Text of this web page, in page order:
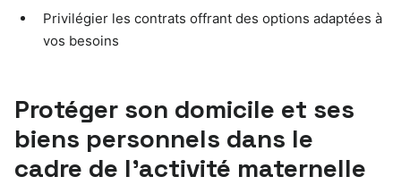
Privilégier les contrats offrant des options adaptées à
vos besoins
Protéger son domicile et ses
biens personnels dans le
cadre de l’activité maternelle